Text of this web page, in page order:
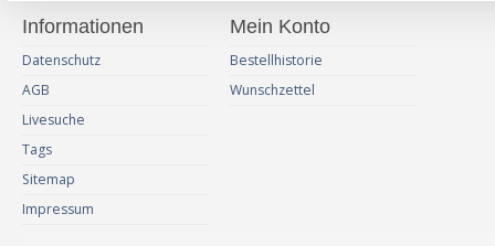
Informationen
Datenschutz
AGB
Livesuche
Tags
Sitemap
Impressum
Mein Konto
Bestellhistorie
Wunschzettel